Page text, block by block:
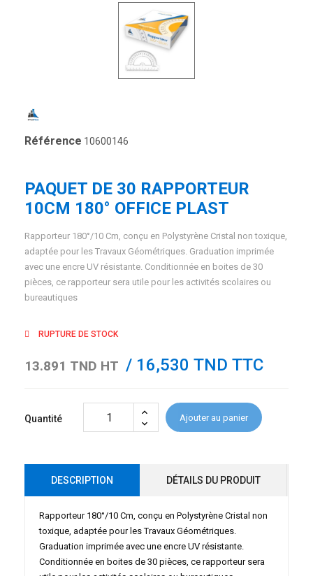
Référence 10600146
PAQUET DE 30 RAPPORTEUR
10CM 180° OFFICE PLAST
Rapporteur 180°/10 Cm, conçu en Polystyrène Cristal non toxique,
adaptée pour les Travaux Géométriques. Graduation imprimée
avec une encre UV résistante. Conditionnée en boites de 30
pièces, ce rapporteur sera utile pour les activités scolaires ou
bureautiques
RUPTURE DE STOCK
13.891 TND HT / 16,530 TND TTC
Quantité Ajouter au panier
DESCRIPTION DÉTAILS DU PRODUIT
Rapporteur 180°/10 Cm, conçu en Polystyrène Cristal non
toxique, adaptée pour les Travaux Géométriques.
Graduation imprimée avec une encre UV résistante.
Conditionnée en boites de 30 pièces, ce rapporteur sera